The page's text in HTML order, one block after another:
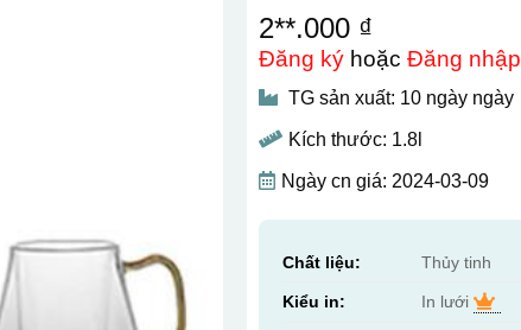
2**.000 ₫
Đăng kýhoặc Đăng nhập
TG sản xuất: 10 ngày ngày
Kích thước: 1.8l
Ngày cn giá: 2024-03-09
Chất liệu: Thủy tinh
Kiểu in: In lưới